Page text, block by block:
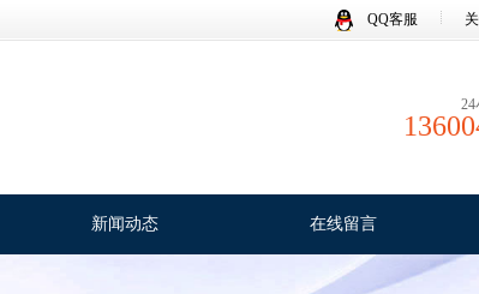
QQ客服
新闻动态 在线留言